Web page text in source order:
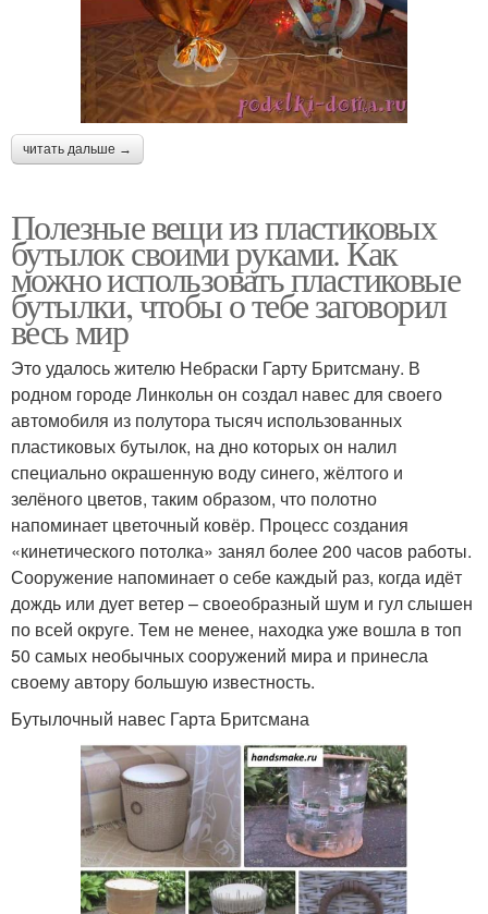
читать дальше →
Полезные вещи из пластиковых
бутылок своими руками. Как
можно использовать пластиковые
бутылки, чтобы о тебе заговорил
весь мир
Это удалось жителю Небраски Гарту Бритсману. В
родном городе Линкольн он создал навес для своего
автомобиля из полутора тысяч использованных
пластиковых бутылок, на дно которых он налил
специально окрашенную воду синего, жёлтого и
зелёного цветов, таким образом, что полотно
напоминает цветочный ковёр. Процесс создания
«кинетического потолка» занял более 200 часов работы.
Сооружение напоминает о себе каждый раз, когда идёт
дождь или дует ветер – своеобразный шум и гул слышен
по всей округе. Тем не менее, находка уже вошла в топ
50 самых необычных сооружений мира и принесла
своему автору большую известность.
Бутылочный навес Гарта Бритсмана